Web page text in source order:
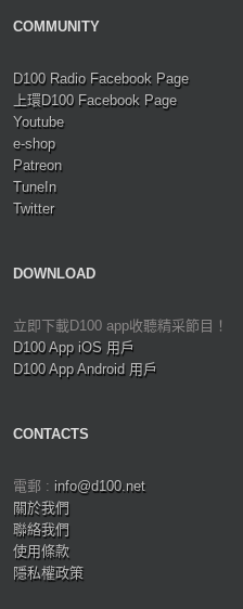
COMMUNITY
D100 Radio Facebook Page
上環D100 Facebook Page
Youtube
e-shop
Patreon
TuneIn
Twitter
DOWNLOAD
立即下載D100 app收聽精采節目！
D100 App iOS 用戶
D100 App Android 用戶
CONTACTS
電郵 : info@d100.net
關於我們
聯絡我們
使用條款
隱私權政策